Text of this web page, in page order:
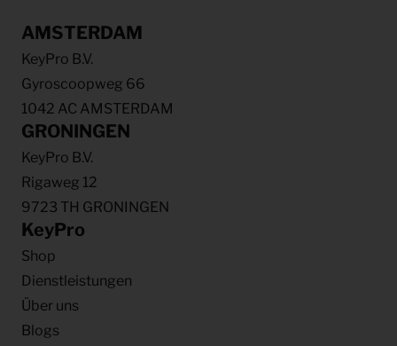
AMSTERDAM
KeyPro B.V.
Gyroscoopweg 66
1042 AC AMSTERDAM
GRONINGEN
KeyPro B.V.
Rigaweg 12
9723 TH GRONINGEN
KeyPro
Shop
Dienstleistungen
Über uns
Blogs